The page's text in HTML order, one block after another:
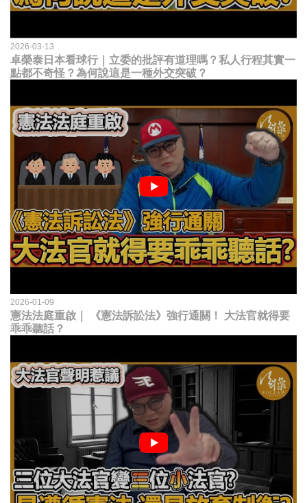
2026-03-13
卓榮泰日本看球行｜立委的批評有道理嗎？私人行程其實一
點都不奇怪？為何說這是一種外交突破？
2026-01-09
憲法法庭重啟｜ 《憲法訴訟法》強行通關！ 大法官就得要
乖乖聽話？